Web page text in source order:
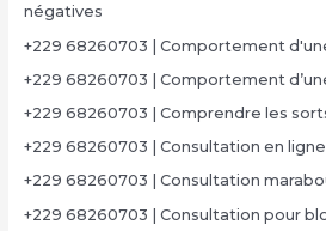
négatives
+229 68260703 | Comportement
+229 68260703 | Comportement
+229 68260703 | Comprendre les
+229 68260703 | Consultation en
+229 68260703 | Consultation
+229 68260703 | Consultation pour